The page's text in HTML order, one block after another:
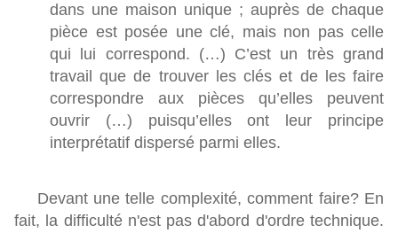
dans une maison unique ; auprès de chaque
pièce est posée une clé, mais non pas celle
qui lui correspond. (…) C’est un très grand
travail que de trouver les clés et de les faire
correspondre aux pièces qu’elles peuvent
ouvrir (…) puisqu’elles ont leur principe
interprétatif dispersé parmi elles.
Devant une telle complexité, comment faire? En
fait, la difficulté n'est pas d'abord d'ordre technique.